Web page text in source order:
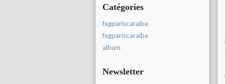
Catégories
fxgpariscaraibe
fxgpariscaraïbe
album
Newsletter